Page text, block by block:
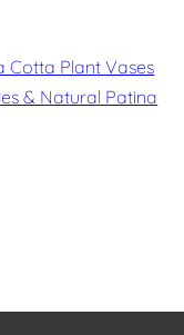
Cotta Plant Vases
& Natural Patina